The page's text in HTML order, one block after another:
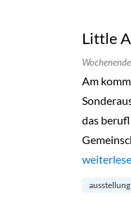
Little
Am
das
„Little
ausstellung